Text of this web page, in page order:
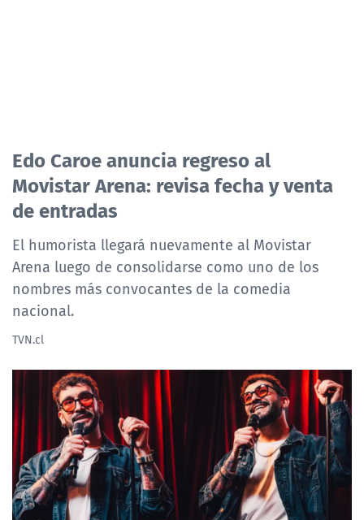
Edo Caroe anuncia regreso al
Movistar Arena: revisa fecha y venta
de entradas
El humorista llegará nuevamente al Movistar
Arena luego de consolidarse como uno de los
nombres más convocantes de la comedia
nacional.
TVN.cl